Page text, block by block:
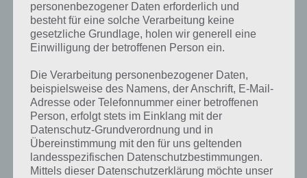
personenbezogener Daten erforderlich und
besteht für eine solche Verarbeitung keine
gesetzliche Grundlage, holen wir generell eine
Einwilligung der betroffenen Person ein.
Die Verarbeitung personenbezogener Daten,
beispielsweise des Namens, der Anschrift, E-Mail-
Adresse oder Telefonnummer einer betroffenen
Person, erfolgt stets im Einklang mit der
Datenschutz-Grundverordnung und in
Übereinstimmung mit den für uns geltenden
landesspezifischen Datenschutzbestimmungen.
Mittels dieser Datenschutzerklärung möchte unser